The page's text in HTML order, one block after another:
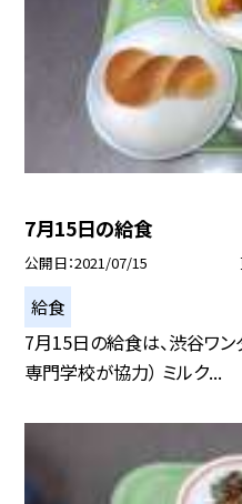
7月15日の給食
公開日 2021/07/15
給食
7月15日の給食は、渋谷ワン
専門学校が協力） ミルク...